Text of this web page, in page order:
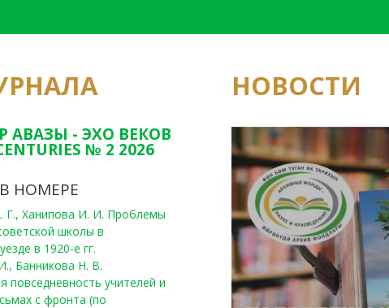
АВАЗЫ - ЭХО ВЕКОВ
№ 2 2026
НОМЕРЕ
Г., Ханипова И. И. Проблемы
школы в
в 1920-е гг.
Банникова Н. В.
повседневность учителей и
с фронта (по
НОВОСТИ
Юным